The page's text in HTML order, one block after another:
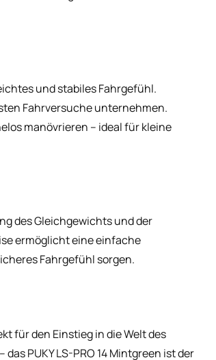
und stabiles Fahrgefühl.
Fahrversuche unternehmen.
manövrieren – ideal für kleine
des Gleichgewichts und der
ermöglicht eine einfache
Fahrgefühl sorgen.
für den Einstieg in die Welt des
PUKY LS-PRO 14 Mintgreen ist der